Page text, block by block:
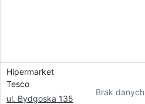
Hipermarket
Tesco
ul. Bydgoska 135
Brak danych